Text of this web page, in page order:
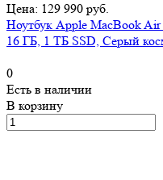
Цена: 129 990 руб.
Ноутбук Apple MacBook
16 ГБ, 1 ТБ SSD, Серый
0
Есть в наличии
В корзину